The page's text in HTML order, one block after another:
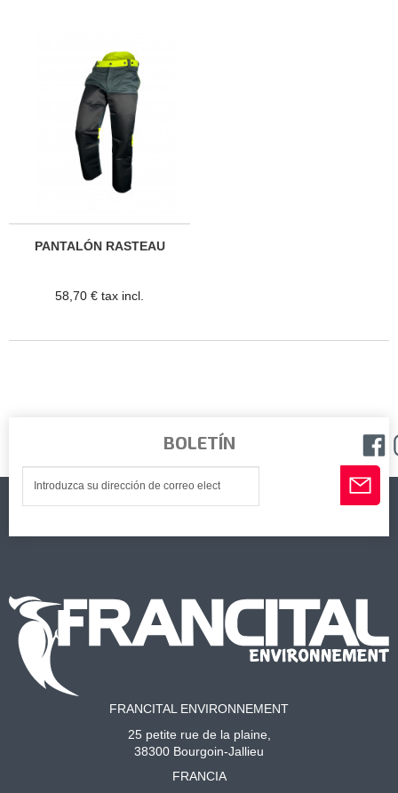
PANTALÓN RASTEAU
58,70 € tax incl.
BOLETÍN
FRANCITAL ENVIRONNEMENT
25 petite rue de la plaine,
38300 Bourgoin-Jallieu
FRANCIA